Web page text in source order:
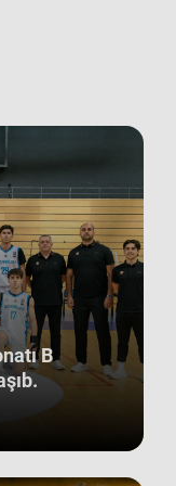
olan millimiz,
ci pillədə başa vurub.
basketbol
kimi də statistikaya
yarışın tam
adi bir
də,
yer aldığı qrupun
səviyyəsi bu
nəticə olmadığını
qrup mərhələsində
komandaların
sonundakı yekun
aydın sübut edir. Belə ki,
rəqibimiz olan
bürünc
Makedoniya
B